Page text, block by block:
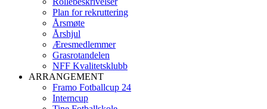
Plan for rekruttering
Årsmøte
Årshjul
Æresmedlemmer
Grasrotandelen
NFF Kvalitetsklubb
ARRANGEMENT
Framo Fotballcup 24
Interncup